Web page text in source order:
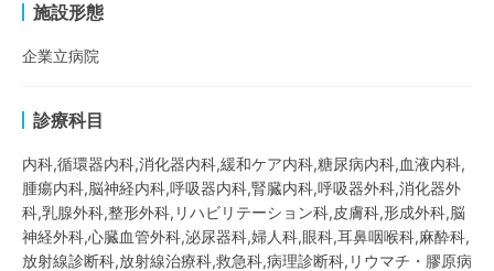
施設形態
企業立病院
診療科目
内科,循環器内科,消化器内科,緩和ケア内科,糖尿病内科,血液内科,
腫瘍内科,脳神経内科,呼吸器内科,腎臓内科,呼吸器外科,消化器外
科,乳腺外科,整形外科,リハビリテーション科,皮膚科,形成外科,脳
神経外科,心臓血管外科,泌尿器科,婦人科,眼科,耳鼻咽喉科,麻酔科,
放射線診断科,放射線治療科,救急科,病理診断科,リウマチ・膠原病